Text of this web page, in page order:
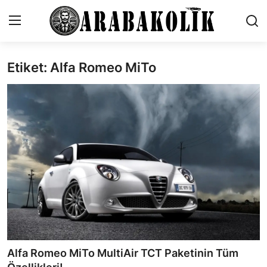
İletişim
Karşılaştırmalar
Testler
Markalar
Motosiklet
Öneriler
Paketler
Etiket: Alfa Romeo MiTo
Alfa Romeo MiTo MultiAir TCT Paketinin Tüm